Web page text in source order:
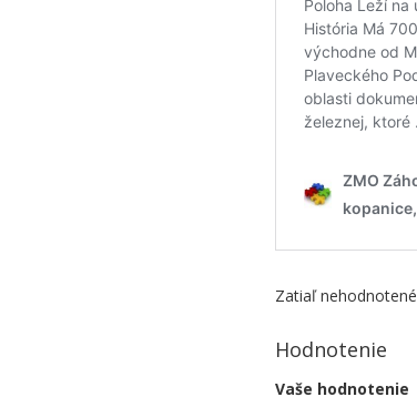
Zatiaľ nehodnotené
Hodnotenie
Vaše hodnotenie